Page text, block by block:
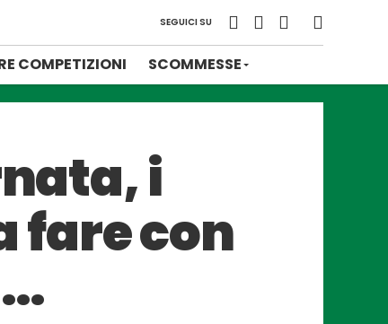
SEGUICI SU
COMPETIZIONI SCOMMESSE
i
fare con